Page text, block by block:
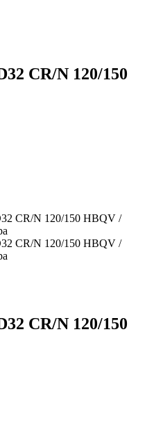
CR/N 120/150
CR/N 120/150